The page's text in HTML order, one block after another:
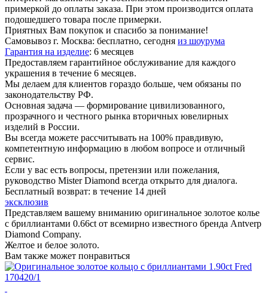
примеркой до оплаты заказа. При этом производится оплата
подошедшего товара после примерки.
Приятных Вам покупок и спасибо за понимание!
Самовывоз г. Москва: бесплатно, сегодня из шоурума
Гарантия на изделие: 6 месяцев
Предоставляем гарантийное обслуживание для каждого
украшения в течение 6 месяцев.
Мы делаем для клиентов гораздо больше, чем обязаны по
законодательству РФ.
Основная задача — формирование цивилизованного,
прозрачного и честного рынка вторичных ювелирных
изделий в России.
Вы всегда можете рассчитывать на 100% правдивую,
компетентную информацию в любом вопросе и отличный
сервис.
Если у вас есть вопросы, претензии или пожелания,
руководство Mister Diamond всегда открыто для диалога.
Бесплатный возврат: в течение 14 дней
эксклюзив
Представляем вашему вниманию оригинальное золотое колье
с бриллиантами 0.66ct от всемирно известного бренда Antverp
Diamond Company.
Желтое и белое золото.
Вам также может понравиться